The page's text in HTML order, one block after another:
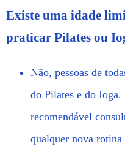
Existe uma idade
praticar Pilates ou
Não, pessoas de
do Pilates e do Ioga.
recomendável
qualquer nova